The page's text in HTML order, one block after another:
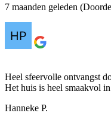
7 maanden geleden
Heel sfeervolle ontvangst
Het huis is heel smaakvol
Hanneke P.